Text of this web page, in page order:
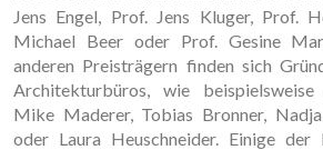
Jens Engel, Prof. Jens Kluger, Prof.
Michael Beer oder Prof. Gesine
anderen Preisträgern finden sich
Architekturbüros, wie beispielsweise
Mike Maderer, Tobias Bronner,
oder Laura Heuschneider. Einige der